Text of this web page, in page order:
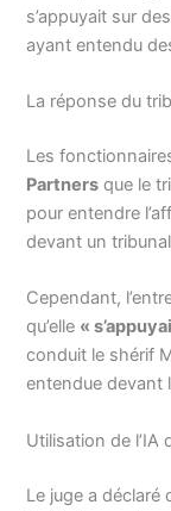
s’appuyait sur
ayant entendu
La réponse du
Les
Partners que le
pour entendre
devant un
Cependant,
qu’elle «
conduit le shérif
entendue devant
Utilisation de l’IA
Le juge a déclaré